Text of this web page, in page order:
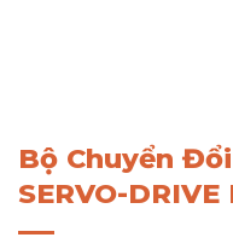
Bộ Chuyển
SERVO-